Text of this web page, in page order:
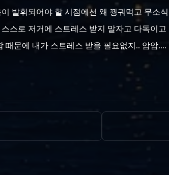
발휘되어야 할 시점에선 왜 꿩궈먹고 무소
스로 저거에 스트레스 받지 말자고 다독이
문에 내가 스트레스 받을 필요없지.. 암암